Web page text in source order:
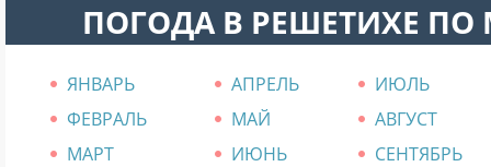
ПОГОДА В РЕШЕТИХЕ
ЯНВАРЬ АПРЕЛЬ
ИЮЛЬ
ФЕВРАЛЬ
МАЙ
АВГУСТ
МАРТ
ИЮНЬ СЕНТЯБРЬ